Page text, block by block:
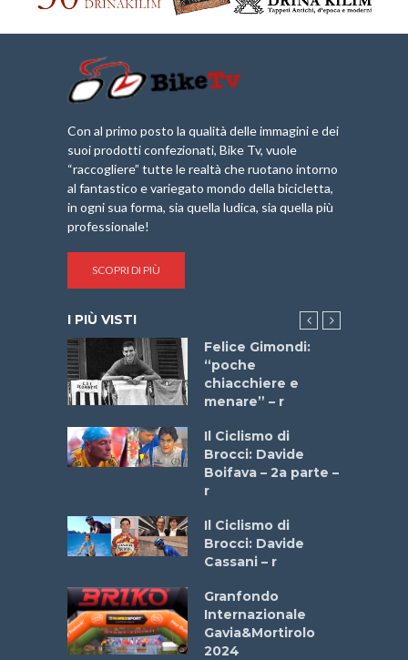
Con al primo posto la qualità delle immagini e dei
suoi prodotti confezionati, Bike Tv, vuole
“raccogliere” tutte le realtà che ruotano intorno
al fantastico e variegato mondo della bicicletta,
in ogni sua forma, sia quella ludica, sia quella più
professionale!
SCOPRI DI PIÙ
I PIÙ VISTI
Felice Gimondi:
“poche
chiacchiere e
menare” – r
Il Ciclismo di
Brocci: Davide
Boifava – 2a parte –
r
Il Ciclismo di
Brocci: Davide
Cassani – r
Granfondo
Internazionale
Gavia&Mortirolo
2024